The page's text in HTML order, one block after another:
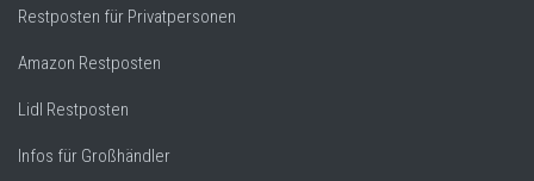
Restposten für Privatpersonen
Amazon Restposten
Lidl Restposten
Infos für Großhändler